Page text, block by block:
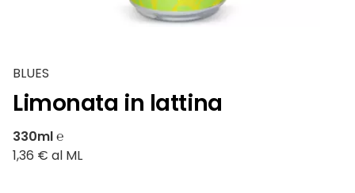
BLUES
Limonata in lattina
330ml ℮
1,36 € al ML